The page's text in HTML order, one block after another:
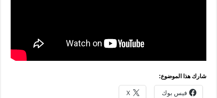
شارك هذا الموضوع:
فيس بوك X